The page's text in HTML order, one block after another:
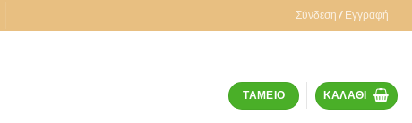
Σύνδεση / Εγγραφή
ΤΑΜΕΊΟ ΚΑΛΆΘΙ